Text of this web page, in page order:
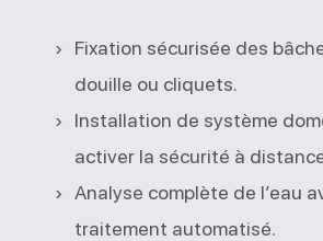
Fixation sécurisée des
douille ou cliquets.
Installation de système
activer la sécurité à
Analyse complète de l’eau
traitement automatisé.